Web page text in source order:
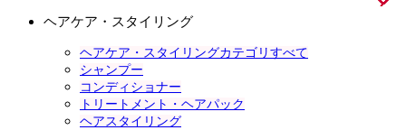
ヘアケア・スタイリング
ヘアケア・スタイリングカテゴリすべて
シャンプー
コンディショナー
トリートメント・ヘアパック
ヘアスタイリング